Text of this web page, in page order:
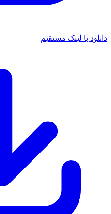
با لینک مستقیم